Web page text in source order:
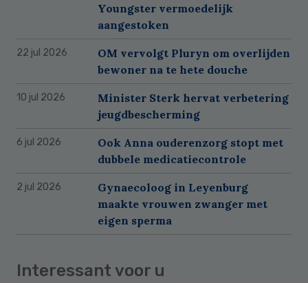
Youngster vermoedelijk
aangestoken
22 jul 2026
OM vervolgt Pluryn om overlijden
bewoner na te hete douche
10 jul 2026
Minister Sterk hervat verbetering
jeugdbescherming
6 jul 2026
Ook Anna ouderenzorg stopt met
dubbele medicatiecontrole
2 jul 2026
Gynaecoloog in Leyenburg
maakte vrouwen zwanger met
eigen sperma
Interessant voor u